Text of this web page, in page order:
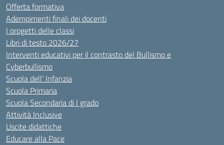
Offerta formativa
Adempimenti finali dei docenti
I progetti delle classi
Libri di testo 2026/27
Interventi educativi per il contrasto del Bullismo e
Cyberbullismo
Scuola dell’ Infanzia
Scuola Primaria
Scuola Secondaria di I grado
Attività Inclusive
Uscite didattiche
Educare alla Pace